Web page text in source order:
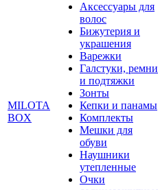
MILOTA
BOX
Аксессуары для
волос
Бижутерия и
украшения
Варежки
Галстуки, ремни
и подтяжки
Зонты
Кепки и панамы
Комплекты
Мешки для
обуви
Наушники
утепленные
Очки